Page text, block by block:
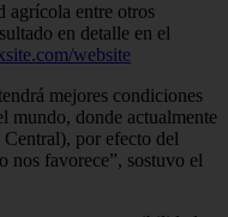
agrícola entre otros
en detalle en el
website
mejores condiciones
mundo, donde actualmente
por efecto del
nos favorece”, sostuvo el